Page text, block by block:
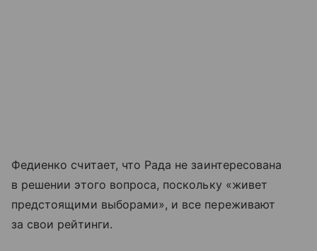
Федиенко считает, что Рада не заинтересована
в решении этого вопроса, поскольку «живет
предстоящими выборами», и все переживают
за свои рейтинги.